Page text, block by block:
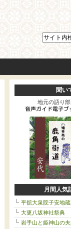
聞い
地元の語り部
月間人気
平舘大泉院子安地
大更八坂神社祭典
岩手山と姫神山の